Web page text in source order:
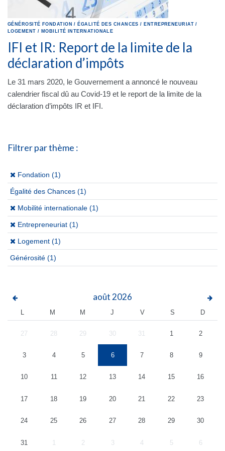
GÉNÉROSITÉ FONDATION / ÉGALITÉ DES CHANCES / ENTREPRENEURIAT /
LOGEMENT / MOBILITÉ INTERNATIONALE
IFI et IR: Report de la limite de la
déclaration d’impôts
Le 31 mars 2020, le Gouvernement a annoncé le nouveau
calendrier fiscal dû au Covid-19 et le report de la limite de la
déclaration d’impôts IR et IFI.
Filtrer par thème :
(x)
Fondation (1)
Égalité des Chances (1)
(x)
Mobilité internationale (1)
(x)
Entrepreneuriat (1)
(x)
Logement (1)
Générosité (1)
août 2026
L M M J V S D
27 28 29 30 31 1 2
3 4 5 6 7 8 9
10 11 12 13 14 15 16
17 18 19 20 21 22 23
24 25 26 27 28 29 30
31 1 2 3 4 5 6